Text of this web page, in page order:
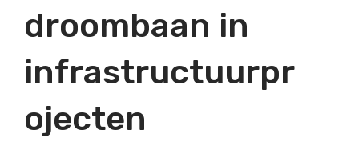
droombaan in
infrastructuurpr
ojecten